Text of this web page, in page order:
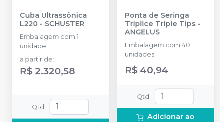
Cuba Ultrassônica
L220 - SCHUSTER
Embalagem com 1
unidade
a partir de:
R$ 2.320,58
Qtd:
Ponta de Seringa
Tríplice Triple Tips -
ANGELUS
Embalagem com 40
unidades
R$ 40,94
Qtd:
Adicionar ao